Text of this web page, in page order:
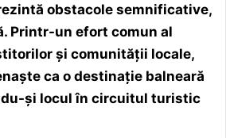
obstacole semnificative,
Printr-un efort comun al
și comunității locale,
ca o destinație balneară
și locul în circuitul turistic